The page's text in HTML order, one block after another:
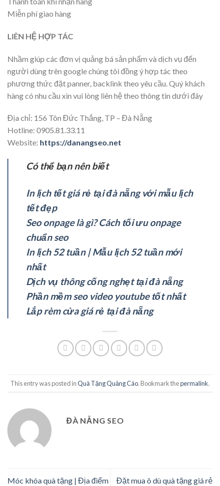
Miễn phí giao hàng
LIÊN HỆ HỢP TÁC
Nhầm giúp các đơn vị quảng bá sản phẩm và dịch vụ đến
người dùng trên google chúng tôi đồng ý hợp tác theo
phương thức đặt panner, backlink theo yêu cầu. Quý khách
hàng có nhu cầu xin vui lòng liên hệ theo thông tin dưới đây
Địa chỉ: 156 Tôn Đức Thắng, TP – Đà Nẵng
Hotline: 0905.81.33.11
Website: https://danangseo.net
Có thể bạn nên biết
In lịch tết giá rẻ tại đà nẵng với mẫu lịch
tết đẹp
Seo onpage là gì? Cách tối ưu onpage
chuẩn seo
In lịch 52 tuần | Mẫu lịch 52 tuần mới
nhất
Dịch vụ thông cống nghẹt tại đà nẵng
Phần mềm seo video youtube tốt nhất
Lắp rèm cửa giá rẻ tại đà nẵng
This entry was posted inQuà Tặng Quảng Cáo. Bookmark thepermalink.
ĐÀ NẴNG SEO
Móc khóa quà tặng | Địa điểm
Đặt mua ô dù quà tặng giá rẻ